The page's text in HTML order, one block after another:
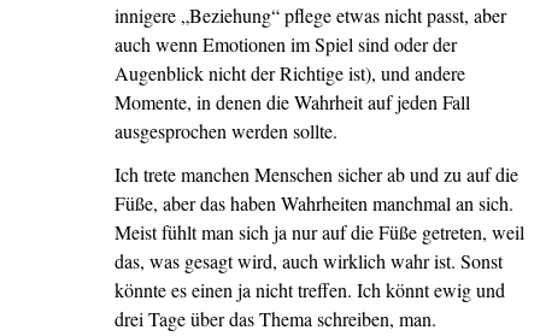
innigere „Beziehung“ pflege etwas nicht passt, aber
auch wenn Emotionen im Spiel sind oder der
Augenblick nicht der Richtige ist), und andere
Momente, in denen die Wahrheit auf jeden Fall
ausgesprochen werden sollte.
Ich trete manchen Menschen sicher ab und zu auf die
Füße, aber das haben Wahrheiten manchmal an sich.
Meist fühlt man sich ja nur auf die Füße getreten, weil
das, was gesagt wird, auch wirklich wahr ist. Sonst
könnte es einen ja nicht treffen. Ich könnt ewig und
drei Tage über das Thema schreiben, man.